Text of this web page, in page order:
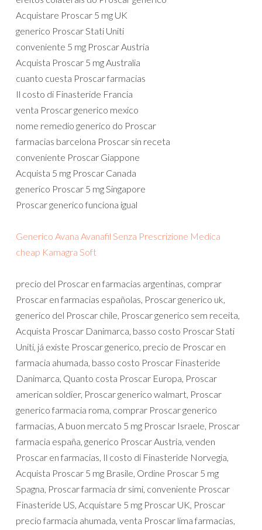
Acquistare Proscar 5 mg UK
generico Proscar Stati Uniti
conveniente 5 mg Proscar Austria
Acquista Proscar 5 mg Australia
cuanto cuesta Proscar farmacias
Il costo di Finasteride Francia
venta Proscar generico mexico
nome remedio generico do Proscar
farmacias barcelona Proscar sin receta
conveniente Proscar Giappone
Acquista 5 mg Proscar Canada
generico Proscar 5 mg Singapore
Proscar generico funciona igual
Generico Avana Avanafil Senza Prescrizione Medica
cheap Kamagra Soft
precio del Proscar en farmacias argentinas, comprar
Proscar en farmacias españolas, Proscar generico uk,
generico del Proscar chile, Proscar generico sem receita,
Acquista Proscar Danimarca, basso costo Proscar Stati
Uniti, já existe Proscar generico, precio de Proscar en
farmacia ahumada, basso costo Proscar Finasteride
Danimarca, Quanto costa Proscar Europa, Proscar
american soldier, Proscar generico walmart, Proscar
generico farmacia roma, comprar Proscar generico
farmacias, A buon mercato 5 mg Proscar Israele, Proscar
farmacia españa, generico Proscar Austria, venden
Proscar en farmacias, Il costo di Finasteride Norvegia,
Acquista Proscar 5 mg Brasile, Ordine Proscar 5 mg
Spagna, Proscar farmacia dr simi, conveniente Proscar
Finasteride US, Acquistare 5 mg Proscar UK, Proscar
precio farmacia ahumada, venta Proscar lima farmacias,